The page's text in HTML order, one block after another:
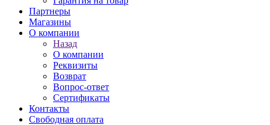
Партнеры
Магазины
О компании
Назад
О компании
Реквизиты
Возврат
Вопрос-ответ
Сертификаты
Контакты
Свободная оплата